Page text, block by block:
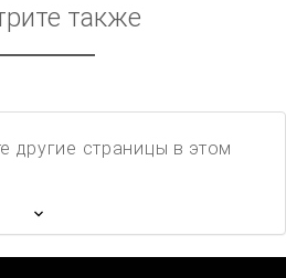
также
другие страницы в этом